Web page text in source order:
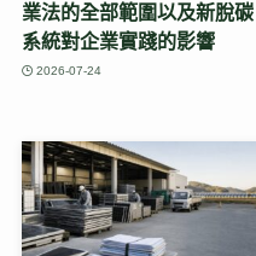
業法的全部範圍以及新脫碳
系統對企業實踐的影響
2026-07-24